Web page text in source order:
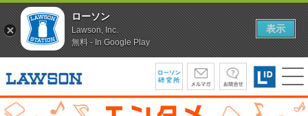
ローソン
Lawson, Inc.
無料 - In Google Play
表示